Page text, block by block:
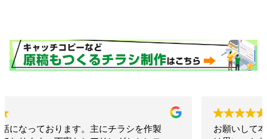
お願いして本当に良かった！！相談したらこちらで